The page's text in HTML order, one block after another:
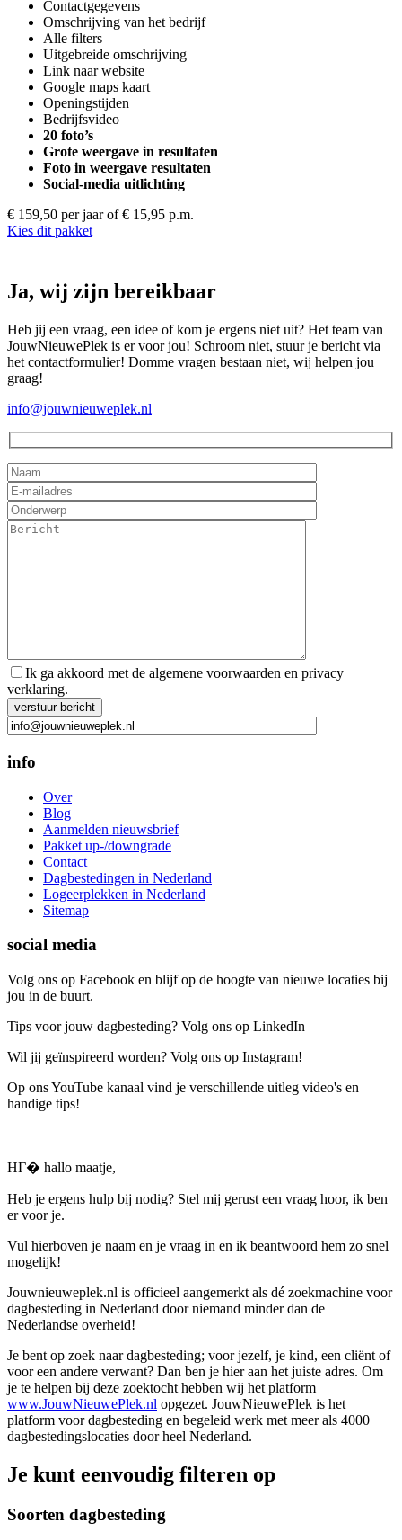
Contactgegevens
Omschrijving van het bedrijf
Alle filters
Uitgebreide omschrijving
Link naar website
Google maps kaart
Openingstijden
Bedrijfsvideo
20 foto’s
Grote weergave in resultaten
Foto in weergave resultaten
Social-media uitlichting
€ 159,50 per jaar of € 15,95 p.m.
Kies dit pakket
Ja, wij zijn bereikbaar
Heb jij een vraag, een idee of kom je ergens niet uit? Het team van
JouwNieuwePlek is er voor jou! Schroom niet, stuur je bericht via
het contactformulier! Domme vragen bestaan niet, wij helpen jou
graag!
info@jouwnieuweplek.nl
Ik ga akkoord met de algemene voorwaarden en privacy
verklaring.
Gelieve dit veld leeg te laten.
info
Over
Blog
Aanmelden nieuwsbrief
Pakket up-/downgrade
Contact
Dagbestedingen in Nederland
Logeerplekken in Nederland
Sitemap
social media
Volg ons op Facebook en blijf op de hoogte van nieuwe locaties bij
jou in de buurt.
Tips voor jouw dagbesteding? Volg ons op LinkedIn
Wil jij geïnspireerd worden? Volg ons op Instagram!
Op ons YouTube kanaal vind je verschillende uitleg video's en
handige tips!
HГ� hallo maatje,
Heb je ergens hulp bij nodig? Stel mij gerust een vraag hoor, ik ben
er voor je.
Vul hierboven je naam en je vraag in en ik beantwoord hem zo snel
mogelijk!
Jouwnieuweplek.nl is officieel aangemerkt als dé zoekmachine voor
dagbesteding in Nederland door niemand minder dan de
Nederlandse overheid!
Je bent op zoek naar dagbesteding; voor jezelf, je kind, een cliënt of
voor een andere verwant? Dan ben je hier aan het juiste adres. Om
je te helpen bij deze zoektocht hebben wij het platform
www.JouwNieuwePlek.nl opgezet. JouwNieuwePlek is het
platform voor dagbesteding en begeleid werk met meer als 4000
dagbestedingslocaties door heel Nederland.
Je kunt eenvoudig filteren op
Soorten dagbesteding